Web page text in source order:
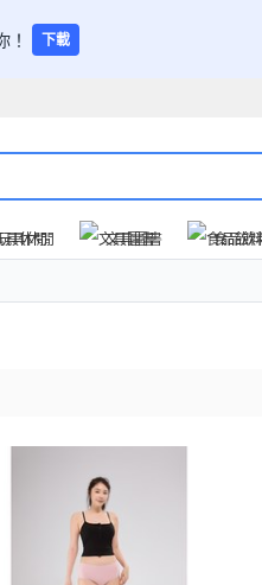
！ 下載
具休閒 文具圖書 食品飲